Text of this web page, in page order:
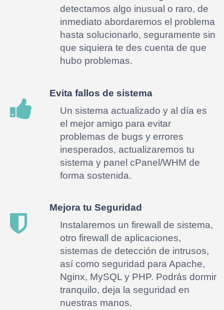
detectamos algo inusual o raro, de
inmediato abordaremos el problema
hasta solucionarlo, seguramente sin
que siquiera te des cuenta de que
hubo problemas.
Evita fallos de sistema
Un sistema actualizado y al día es
el mejor amigo para evitar
problemas de bugs y errores
inesperados, actualizaremos tu
sistema y panel cPanel/WHM de
forma sostenida.
Mejora tu Seguridad
Instalaremos un firewall de sistema,
otro firewall de aplicaciones,
sistemas de detección de intrusos,
así como seguridad para Apache,
Nginx, MySQL y PHP. Podrás dormir
tranquilo, deja la seguridad en
nuestras manos.